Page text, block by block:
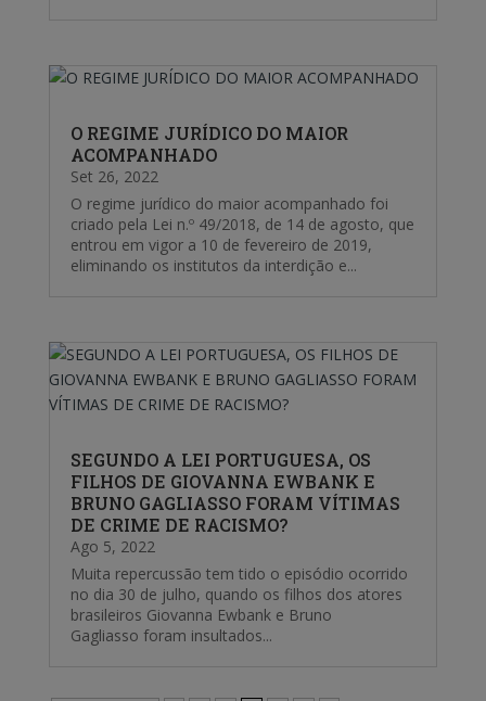
O REGIME JURÍDICO DO MAIOR
ACOMPANHADO
Set 26, 2022
O regime jurídico do maior acompanhado foi
criado pela Lei n.º 49/2018, de 14 de agosto, que
entrou em vigor a 10 de fevereiro de 2019,
eliminando os institutos da interdição e...
SEGUNDO A LEI PORTUGUESA, OS
FILHOS DE GIOVANNA EWBANK E
BRUNO GAGLIASSO FORAM VÍTIMAS
DE CRIME DE RACISMO?
Ago 5, 2022
Muita repercussão tem tido o episódio ocorrido
no dia 30 de julho, quando os filhos dos atores
brasileiros Giovanna Ewbank e Bruno
Gagliasso foram insultados...